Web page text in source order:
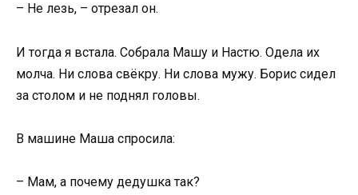
– Не лезь, – отрезал он.
И тогда я встала. Собрала Машу и Настю. Одела их
молча. Ни слова свёкру. Ни слова мужу. Борис сидел
за столом и не поднял головы.
В машине Маша спросила:
– Мам, а почему дедушка так?